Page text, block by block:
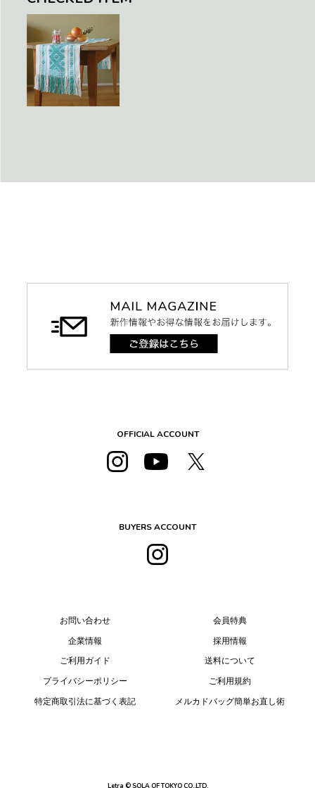
OFFICIAL ACCOUNT
BUYERS ACCOUNT
お問い合わせ
企業情報
ご利用ガイド
プライバシーポリシー
特定商取引法に基づく表記
会員特典
採用情報
送料について
ご利用規約
メルカドバッグ簡単お直し術
Letra © SOLA OF TOKYO CO.,LTD.